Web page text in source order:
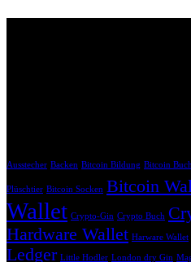
Ausstecher Backen Bitcoin Bildung Bitcoin Buch
Plüschtier Bitcoin Socken Bitcoin
Wallet Crypto-Gin Crypto Buch
Hardware Wallet Harware Wallet
Ledger Little Hodler London dry Gin